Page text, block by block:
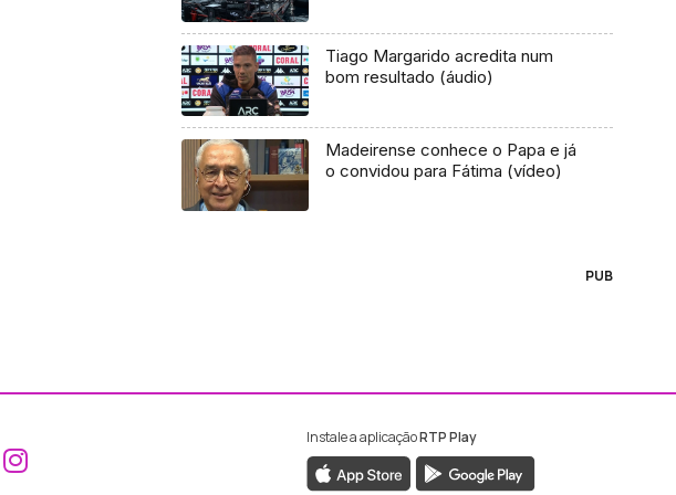
Tiago Margarido acredita num
bom resultado (áudio)
Madeirense conhece o Papa e já
o convidou para Fátima (vídeo)
PUB
Aceder ao Facebook da RTP Madeira
Aceder ao Instagram da RTP Madeira
Instale a aplicaçãoRTP Play